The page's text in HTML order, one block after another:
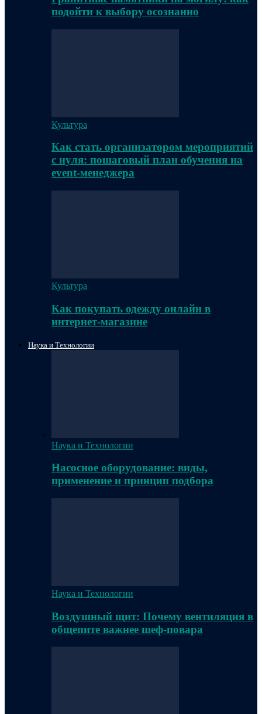
подойти к выбору осознанно
Культура
Как стать организатором мероприятий
с нуля: пошаговый план обучения на
event-менеджера
Культура
Как покупать одежду онлайн в
интернет-магазине
Наука и Технологии
Наука и Технологии
Насосное оборудование: виды,
применение и принцип подбора
Наука и Технологии
Воздушный щит: Почему вентиляция в
общепите важнее шеф-повара